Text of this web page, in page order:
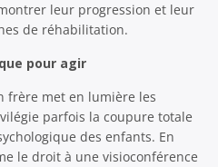
leur progression et leur
de réhabilitation.
pour agir
frère met en lumière les
parfois la coupure totale
des enfants. En
le droit à une visioconférence